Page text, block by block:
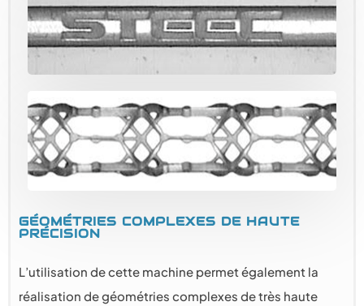
GÉOMÉTRIES COMPLEXES DE HAUTE
PRÉCISION
L’utilisation de cette machine permet également la
réalisation de géométries complexes de très haute